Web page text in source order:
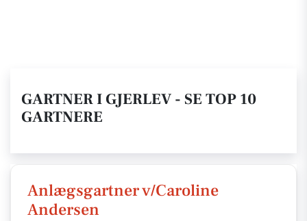
GARTNER I GJERLEV - SE TOP 10
GARTNERE
Anlægsgartner v/Caroline
Andersen